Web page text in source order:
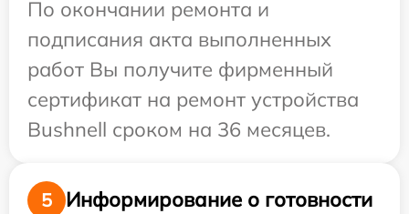
По окончании ремонта и
подписания акта выполненных
работ Вы получите фирменный
сертификат на ремонт устройства
Bushnell сроком на 36 месяцев.
5
Информирование о готовности